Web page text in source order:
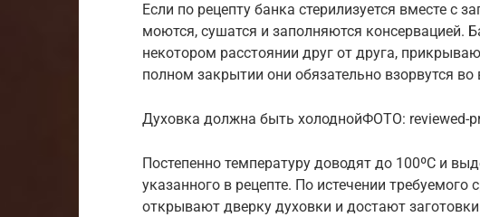
Если по рецепту банка стерилизуется вместе с
моются, сушатся и заполняются консервацией.
некотором расстоянии друг от друга,
полном закрытии они обязательно взорвутся
Духовка должна быть холоднойФОТО: reviewed-
Постепенно температуру доводят до 100ºС и
указанного в рецепте. По истечении
открывают дверку духовки и достают